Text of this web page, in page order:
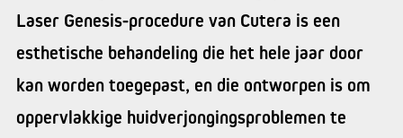
Laser Genesis-procedure van Cutera is een
esthetische behandeling die het hele jaar door
kan worden toegepast, en die ontworpen is om
oppervlakkige huidverjongingsproblemen te